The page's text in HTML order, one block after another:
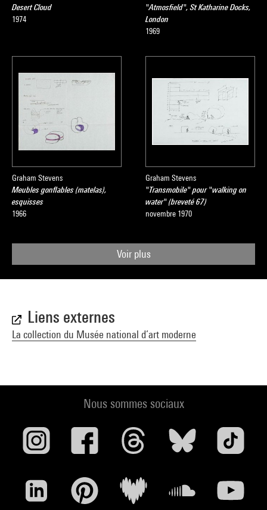
Desert Cloud
1974
"Atmosfield", St Katharine Docks,
London
1969
Graham Stevens
Meubles gonflables (matelas),
esquisses
1966
Graham Stevens
"Transmobile" pour "walking on
water" (breveté 67)
novembre 1970
Voir plus
Liens externes
La collection du Musée national d’art moderne
Nous sommes sociaux